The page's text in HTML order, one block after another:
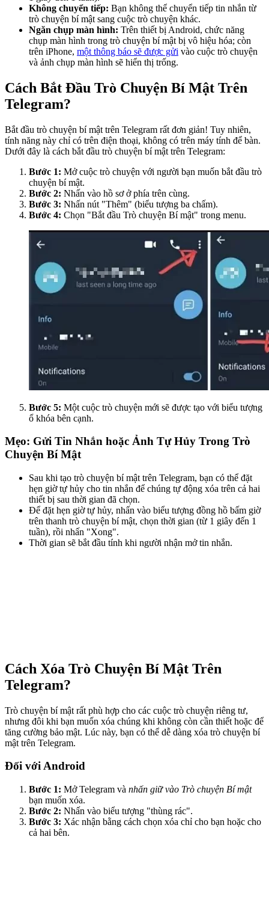
Không chuyển tiếp: Bạn không thể chuyển tiếp tin nhắn từ
trò chuyện bí mật sang cuộc trò chuyện khác.
Ngăn chụp màn hình: Trên thiết bị Android, chức năng
chụp màn hình trong trò chuyện bí mật bị vô hiệu hóa; còn
trên iPhone, một thông báo sẽ được gửi vào cuộc trò chuyện
và ảnh chụp màn hình sẽ hiển thị trống.
Cách Bắt Đầu Trò Chuyện Bí Mật Trên
Telegram?
Bắt đầu trò chuyện bí mật trên Telegram rất đơn giản! Tuy nhiên,
tính năng này chỉ có trên điện thoại, không có trên máy tính để bàn.
Dưới đây là cách bắt đầu trò chuyện bí mật trên Telegram:
Bước 1: Mở cuộc trò chuyện với người bạn muốn bắt đầu trò
chuyện bí mật.
Bước 2: Nhấn vào hồ sơ ở phía trên cùng.
Bước 3: Nhấn nút "Thêm" (biểu tượng ba chấm).
Bước 4: Chọn "Bắt đầu Trò chuyện Bí mật" trong menu.
Bước 5: Một cuộc trò chuyện mới sẽ được tạo với biểu tượng
ổ khóa bên cạnh.
Mẹo: Gửi Tin Nhắn hoặc Ảnh Tự Hủy Trong Trò
Chuyện Bí Mật
Sau khi tạo trò chuyện bí mật trên Telegram, bạn có thể đặt
hẹn giờ tự hủy cho tin nhắn để chúng tự động xóa trên cả hai
thiết bị sau thời gian đã chọn.
Để đặt hẹn giờ tự hủy, nhấn vào biểu tượng đồng hồ bấm giờ
trên thanh trò chuyện bí mật, chọn thời gian (từ 1 giây đến 1
tuần), rồi nhấn "Xong".
Thời gian sẽ bắt đầu tính khi người nhận mở tin nhắn.
Cách Xóa Trò Chuyện Bí Mật Trên
Telegram?
Trò chuyện bí mật rất phù hợp cho các cuộc trò chuyện riêng tư,
nhưng đôi khi bạn muốn xóa chúng khi không còn cần thiết hoặc để
tăng cường bảo mật. Lúc này, bạn có thể dễ dàng xóa trò chuyện bí
mật trên Telegram.
Đối với Android
Bước 1: Mở Telegram và nhấn giữ vào Trò chuyện Bí mật
bạn muốn xóa.
Bước 2: Nhấn vào biểu tượng "thùng rác".
Bước 3: Xác nhận bằng cách chọn xóa chỉ cho bạn hoặc cho
cả hai bên.